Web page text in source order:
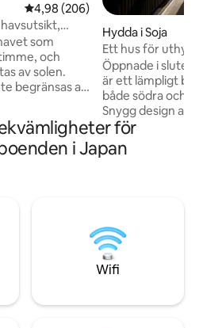
4,98 av 5 i genomsnittligt
4,98 (206)
som
och
av solen.
begränsas av
gästerna
avkoppling
bastu och ett
Se
om
*
Hydda i Soja
Ett hus för
stjärnhimmel,
utomhusbad,
hus
Öppnade i slutet
är ett lämpligt
både södra och
Snygg design av
som har varit
av Fuji Television
GINZA SIX,
100 år
väggar, och om
du njuta av hög
musikinstrument.
av en
för
i Japan
Wifi